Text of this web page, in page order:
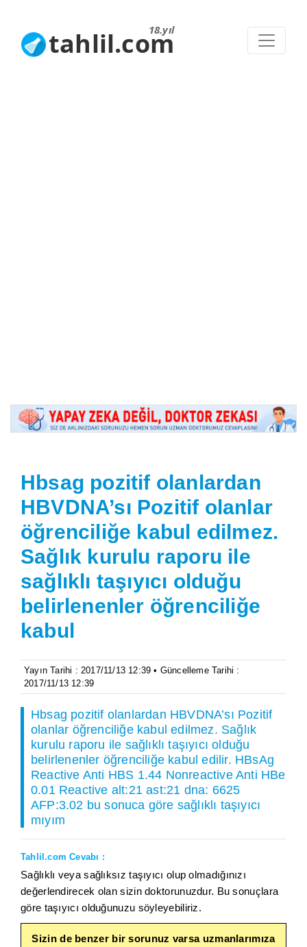
18.yıl
tahlil.com
Hbsag pozitif olanlardan
HBVDNA’sı Pozitif olanlar
öğrenciliğe kabul edilmez.
Sağlık kurulu raporu ile
sağlıklı taşıyıcı olduğu
belirlenenler öğrenciliğe
kabul
Yayın Tarihi : 2017/11/13 12:39 • Güncelleme Tarihi :
2017/11/13 12:39
Hbsag pozitif olanlardan HBVDNA’sı Pozitif
olanlar öğrenciliğe kabul edilmez. Sağlık
kurulu raporu ile sağlıklı taşıyıcı olduğu
belirlenenler öğrenciliğe kabul edilir. HBsAg
Reactive Anti HBS 1.44 Nonreactive Anti HBe
0.01 Reactive alt:21 ast:21 dna: 6625
AFP:3.02 bu sonuca göre sağlıklı taşıyıcı
mıyım
Tahlil.com Cevabı :
Sağlıklı veya sağlıksız taşıyıcı olup olmadığınızı
değerlendirecek olan sizin doktorunuzdur. Bu sonuçlara
göre taşıyıcı olduğunuzu söyleyebiliriz.
Sizin de benzer bir sorunuz varsa uzmanlarımıza